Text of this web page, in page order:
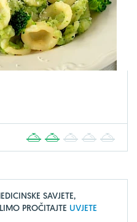
2 3 4
SAVJETE,
PROČITAJTE UVJETE